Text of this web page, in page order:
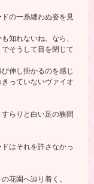
の一糸纏わぬ姿を見
知れないね。なら、
そうして目を閉じて
伸し掛かるのを感じ
っていないヴァイオ
らりと白い足の狭間
はそれを許さなかっ
花園へ辿り着く。